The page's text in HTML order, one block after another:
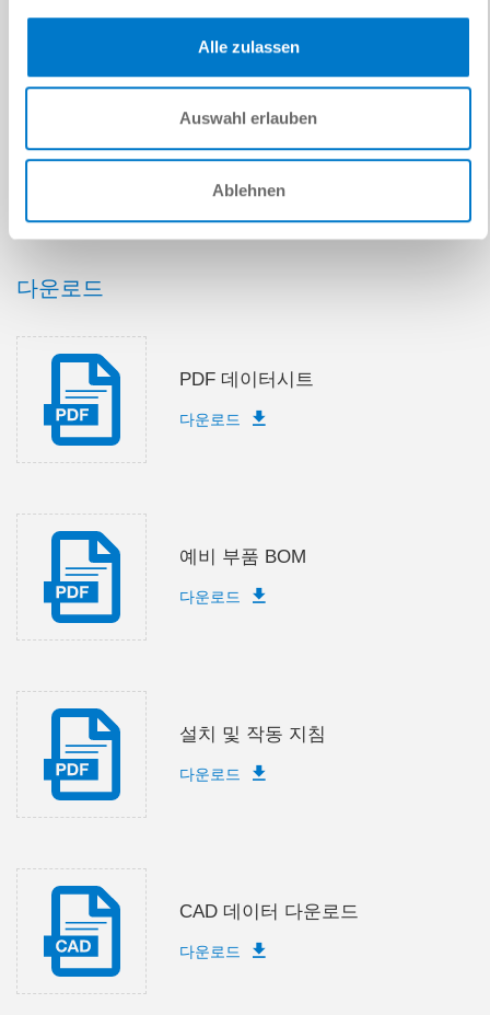
Alle zulassen
Auswahl erlauben
Ablehnen
다운로드
PDF 데이터시트
다운로드
예비 부품 BOM
다운로드
설치 및 작동 지침
다운로드
CAD 데이터 다운로드
다운로드